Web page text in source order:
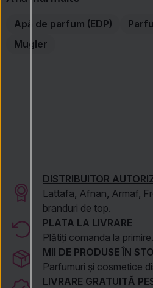
Apă de parfum (EDP)
Mugler
DISTRIBUITOR
Lattafa, Afnan, Armaf,
branduri de top.
PLATA LA LIVRARE
Plătiți comanda la primire.
MII DE PRODUSE ÎN
Parfumuri și cosmetice
LIVRARE GRATUITĂ